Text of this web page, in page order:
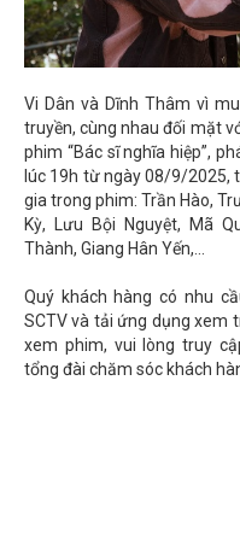
Vi Dân và Dĩnh Thâm vì
truyền, cùng nhau đối mặt
phim “Bác sĩ nghĩa hiệp”,
lúc 19h từ ngày 08/9/2025,
gia trong phim: Trần Hào,
Kỳ, Lưu Bội Nguyệt, Mã
Thành, Giang Hân Yến,...
Quý khách hàng có nhu
SCTV và tải ứng dụng xem
xem phim, vui lòng truy
tổng đài chăm sóc khách